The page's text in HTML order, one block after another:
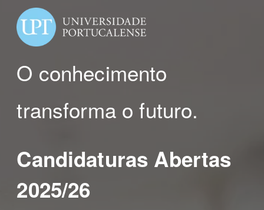
O conhecimento
transforma o futuro.
Candidaturas Abertas
2025/26